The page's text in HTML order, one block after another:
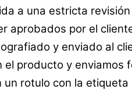
a una estricta
aprobados por el
y enviado al
el producto y
un rotulo con la etiqueta